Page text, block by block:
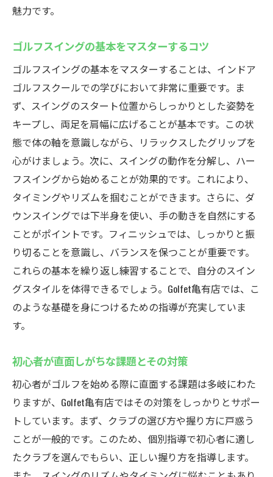
雨の日の利用法と楽しみ方ガイド
シミュレーターでのスコア分析と改善ポイ
ント
練習内容をデータで振り返る活用術
費用対効果抜群！Golfet亀有店の魅力を徹底解説
プランと料金の透明性について
通いやすい価格設定の秘密
費用対効果を最大限に引き出す方法
他のスクールと比較した際のGolfet亀有店の
強み
長期的なスキル向上を目指す方への提案
お得なキャンペーン情報のチェック方法
魅力です。
ゴルフスイングの基本をマスターするコツ
ゴルフスイングの基本をマスターすることは、インドア
ゴルフスクールでの学びにおいて非常に重要です。ま
ず、スイングのスタート位置からしっかりとした姿勢を
キープし、両足を肩幅に広げることが基本です。この状
態で体の軸を意識しながら、リラックスしたグリップを
心がけましょう。次に、スイングの動作を分解し、ハー
フスイングから始めることが効果的です。これにより、
タイミングやリズムを掴むことができます。さらに、ダ
ウンスイングでは下半身を使い、手の動きを自然にする
ことがポイントです。フィニッシュでは、しっかりと振
り切ることを意識し、バランスを保つことが重要です。
これらの基本を繰り返し練習することで、自分のスイン
グスタイルを体得できるでしょう。Golfet亀有店では、こ
のような基礎を身につけるための指導が充実していま
す。
初心者が直面しがちな課題とその対策
初心者がゴルフを始める際に直面する課題は多岐にわた
りますが、Golfet亀有店ではその対策をしっかりとサポー
トしています。まず、クラブの選び方や握り方に戸惑う
ことが一般的です。このため、個別指導で初心者に適し
たクラブを選んでもらい、正しい握り方を指導します。